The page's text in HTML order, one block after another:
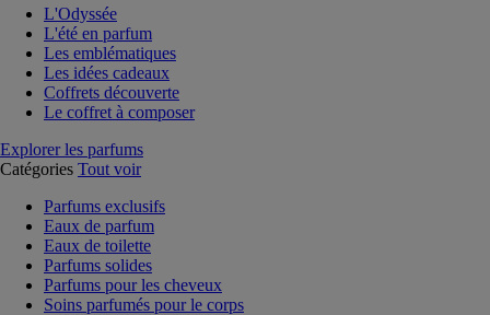
L'Odyssée
L'été en parfum
Les emblématiques
Les idées cadeaux
Coffrets découverte
Le coffret à composer
Explorer les parfums
Catégories Tout voir
Parfums exclusifs
Eaux de parfum
Eaux de toilette
Parfums solides
Parfums pour les cheveux
Soins parfumés pour le corps